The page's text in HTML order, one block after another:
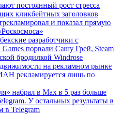
постоянный рост стресса
кликбейтных заголовков
и показал прямую
разработчики с
порвали Сашу Грей, Steam
бродилкой Windrose
на рекламном рынке
рекламируется лишь по
набрал в Max в 5 раз больше
У остальных результаты в
в Telegram